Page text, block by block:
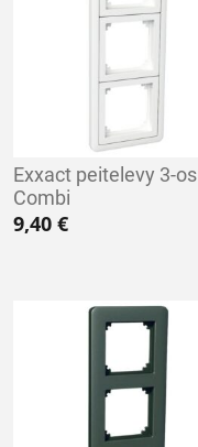
Exxact peitelevy 3-os
Combi
9,40 €